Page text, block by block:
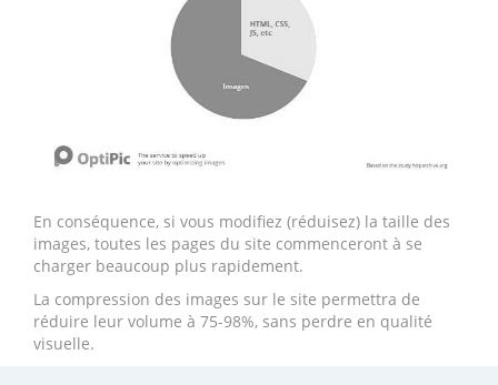
En conséquence, si vous modifiez (réduisez) la taille des
images, toutes les pages du site commenceront à se
charger beaucoup plus rapidement.
La compression des images sur le site permettra de
réduire leur volume à 75-98%, sans perdre en qualité
visuelle.